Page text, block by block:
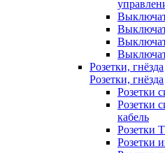
Розетки, гнёзда
Розетки, гнёзда
Розетки
Розетки
кабель
Розетки
Розетки